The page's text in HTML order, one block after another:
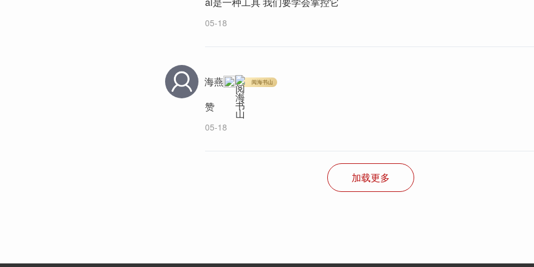
05-18
海燕 阅海书山
赞
05-18
加载更多